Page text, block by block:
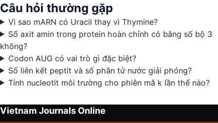
Câu hỏi thường gặp
Vì sao mARN có Uracil thay vì Thymine?
Số axit amin trong protein hoàn chỉnh có bằng số bộ 3
không?
Codon AUG có vai trò gì đặc biệt?
Số liên kết peptit và số phân tử nước giải phóng?
Tính nucleotit môi trường cho phiên mã k lần thế nào?
Vietnam Journals Online